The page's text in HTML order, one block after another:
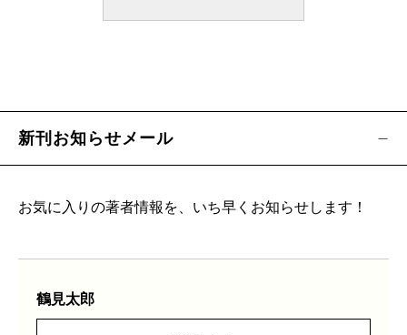
新刊お知らせメール
お気に入りの著者情報を、いち早くお知らせします！
鶴見太郎